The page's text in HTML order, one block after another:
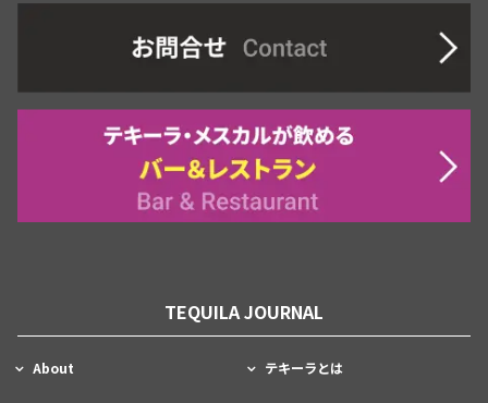
TEQUILA JOURNAL
About テキーラとは